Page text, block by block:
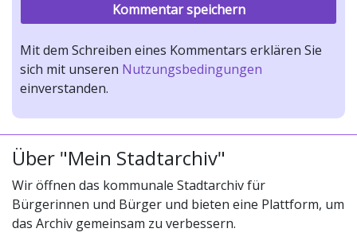
Mit dem Schreiben eines Kommentars erklären Sie
sich mit unseren Nutzungsbedingungen
einverstanden.
Über "Mein Stadtarchiv"
Wir öffnen das kommunale Stadtarchiv für
Bürgerinnen und Bürger und bieten eine Plattform, um
das Archiv gemeinsam zu verbessern.